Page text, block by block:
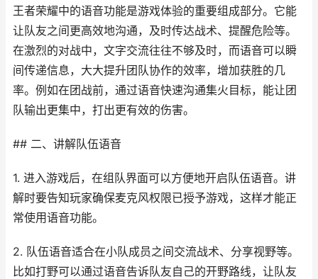
王者荣耀中的语音功能是游戏体验的重要组成部分。它能
让队友之间更高效地沟通，及时传达战术、提醒危险等。
在激烈的对战中，文字交流往往不够及时，而语音可以瞬
间传递信息，大大提升团队协作的效率，增加获胜的几
率。例如在团战前，通过语音快速沟通集火目标，能让团
队输出更集中，打出更有效的伤害。
## 二、讲解队伍语音
1. 进入游戏后，在组队界面可以方便地开启队伍语音。讲
解时要告知玩家确保麦克风权限已授予游戏，这样才能正
常使用语音功能。
2. 队伍语音适合在小队成员之间交流战术、分享视野等。
比如打野可以通过语音告诉队友自己的开野路线，让队友